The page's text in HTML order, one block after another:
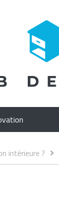
intérieure ?